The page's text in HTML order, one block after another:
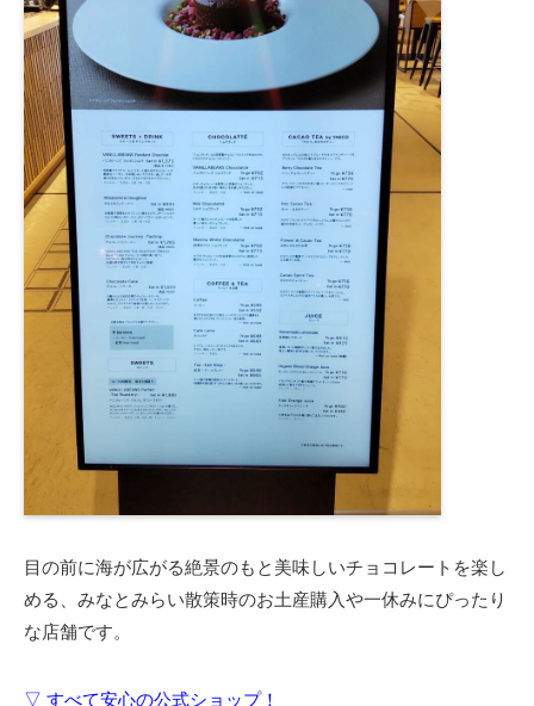
目の前に海が広がる絶景のもと美味しいチョコレートを楽し
める、みなとみらい散策時のお土産購入や一休みにぴったり
な店舗です。
▽ すべて安心の公式ショップ！